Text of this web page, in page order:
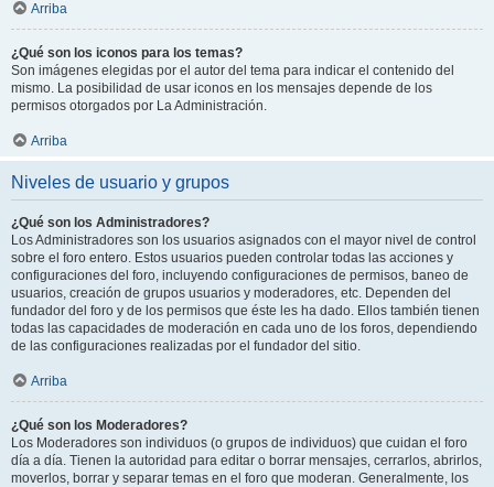
Arriba
¿Qué son los iconos para los temas?
Son imágenes elegidas por el autor del tema para indicar el contenido del
mismo. La posibilidad de usar iconos en los mensajes depende de los
permisos otorgados por La Administración.
Arriba
Niveles de usuario y grupos
¿Qué son los Administradores?
Los Administradores son los usuarios asignados con el mayor nivel de control
sobre el foro entero. Estos usuarios pueden controlar todas las acciones y
configuraciones del foro, incluyendo configuraciones de permisos, baneo de
usuarios, creación de grupos usuarios y moderadores, etc. Dependen del
fundador del foro y de los permisos que éste les ha dado. Ellos también tienen
todas las capacidades de moderación en cada uno de los foros, dependiendo
de las configuraciones realizadas por el fundador del sitio.
Arriba
¿Qué son los Moderadores?
Los Moderadores son individuos (o grupos de individuos) que cuidan el foro
día a día. Tienen la autoridad para editar o borrar mensajes, cerrarlos, abrirlos,
moverlos, borrar y separar temas en el foro que moderan. Generalmente, los